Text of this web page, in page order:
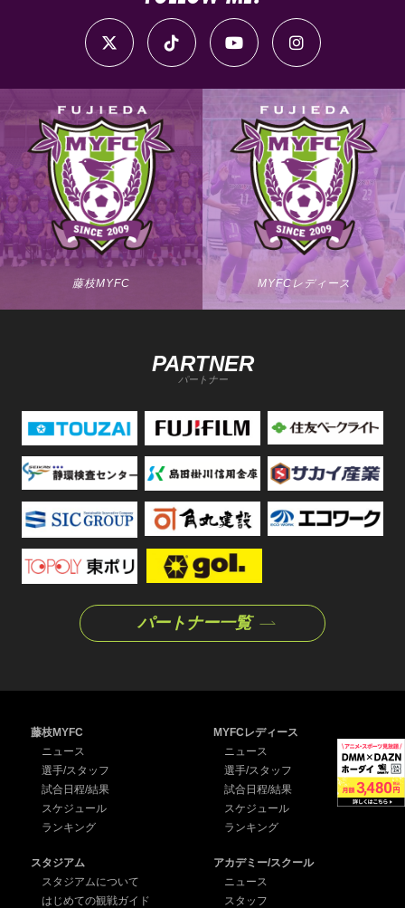
藤枝MYFC MYFCレディース
PARTNER
パートナー
パートナー一覧
藤枝MYFC
ニュース
選手/スタッフ
試合日程/結果
スケジュール
ランキング
MYFCレディース
ニュース
選手/スタッフ
試合日程/結果
スケジュール
ランキング
スタジアム
スタジアムについて
はじめての観戦ガイド
アカデミー/スクール
ニュース
スタッフ